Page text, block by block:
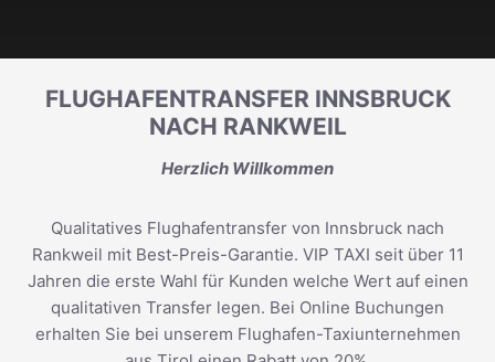
FLUGHAFENTRANSFER INNSBRUCK
NACH RANKWEIL
Herzlich Willkommen
Qualitatives Flughafentransfer von Innsbruck nach
Rankweil mit Best-Preis-Garantie. VIP TAXI seit über 11
Jahren die erste Wahl für Kunden welche Wert auf einen
qualitativen Transfer legen. Bei Online Buchungen
erhalten Sie bei unserem Flughafen-Taxiunternehmen